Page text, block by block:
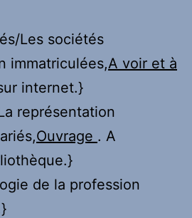
Les sociétés
immatriculées,A voir et à
internet.}
représentation
Ouvrage . A
de la profession